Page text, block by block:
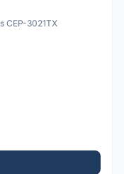
CEP-3021TX